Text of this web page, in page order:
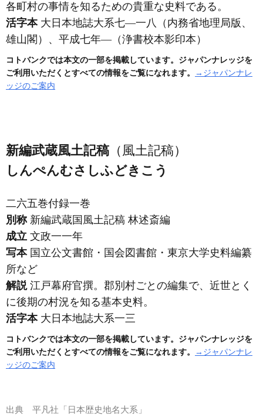
各町村の事情を知るための貴重な史料である。
活字本大日本地誌大系七―一八 （内務省地理局版、
雄山閣） 、平成七年―（浄書校本影印本）
コトバンクでは本文の一部を掲載しています。ジャパンナレッジを
ご利用いただくとすべての情報をご覧になれます。
→ジャパンナレ
ッジのご案内
新編武蔵風土記稿 （風土記稿）
しんぺんむさしふどきこう
二六五巻付録一巻
別称新編武蔵国風土記稿 林述斎編
成立 文政一一年
写本国立公文書館・国会図書館・東京大学史料編纂
所など
解説江戸幕府官撰。郡別村ごとの編集で、近世とく
に後期の村況を知る基本史料。
活字本大日本地誌大系一三
コトバンクでは本文の一部を掲載しています。ジャパンナレッジを
ご利用いただくとすべての情報をご覧になれます。
→ジャパンナレ
ッジのご案内
出典 平凡社「日本歴史地名大系」